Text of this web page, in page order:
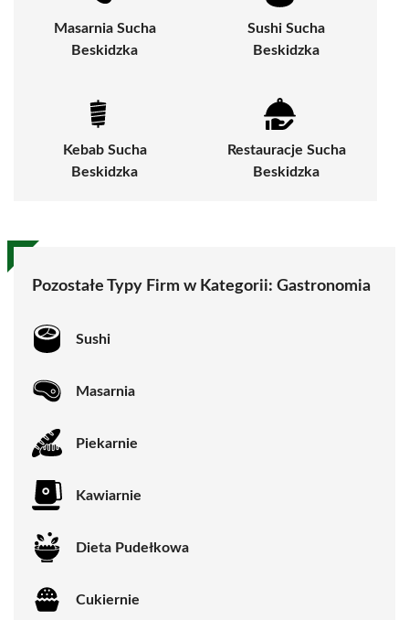
Masarnia Sucha
Beskidzka
Sushi Sucha
Beskidzka
Kebab Sucha
Beskidzka
Restauracje Sucha
Beskidzka
Pozostałe Typy Firm w Kategorii: Gastronomia
Sushi
Masarnia
Piekarnie
Kawiarnie
Dieta Pudełkowa
Cukiernie